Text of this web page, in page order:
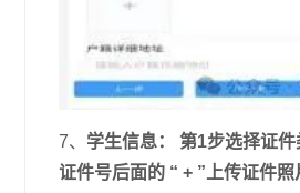
7、 学生信息： 第1步选择证
证件号后面的 “ + ”上传证件